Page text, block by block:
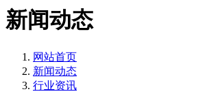
新闻动态
网站首页
新闻动态
行业资讯